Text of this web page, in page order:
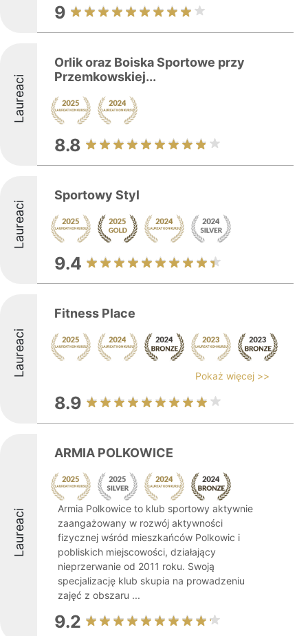
9
Laureaci
Orlik oraz Boiska Sportowe przy
Przemkowskiej...
8.8
Laureaci
Sportowy Styl
9.4
Laureaci
Fitness Place
Pokaż więcej >>
8.9
Laureaci
ARMIA POLKOWICE
Armia Polkowice to klub sportowy aktywnie
zaangażowany w rozwój aktywności
fizycznej wśród mieszkańców Polkowic i
pobliskich miejscowości, działający
nieprzerwanie od 2011 roku. Swoją
specjalizację klub skupia na prowadzeniu
zajęć z obszaru ...
9.2